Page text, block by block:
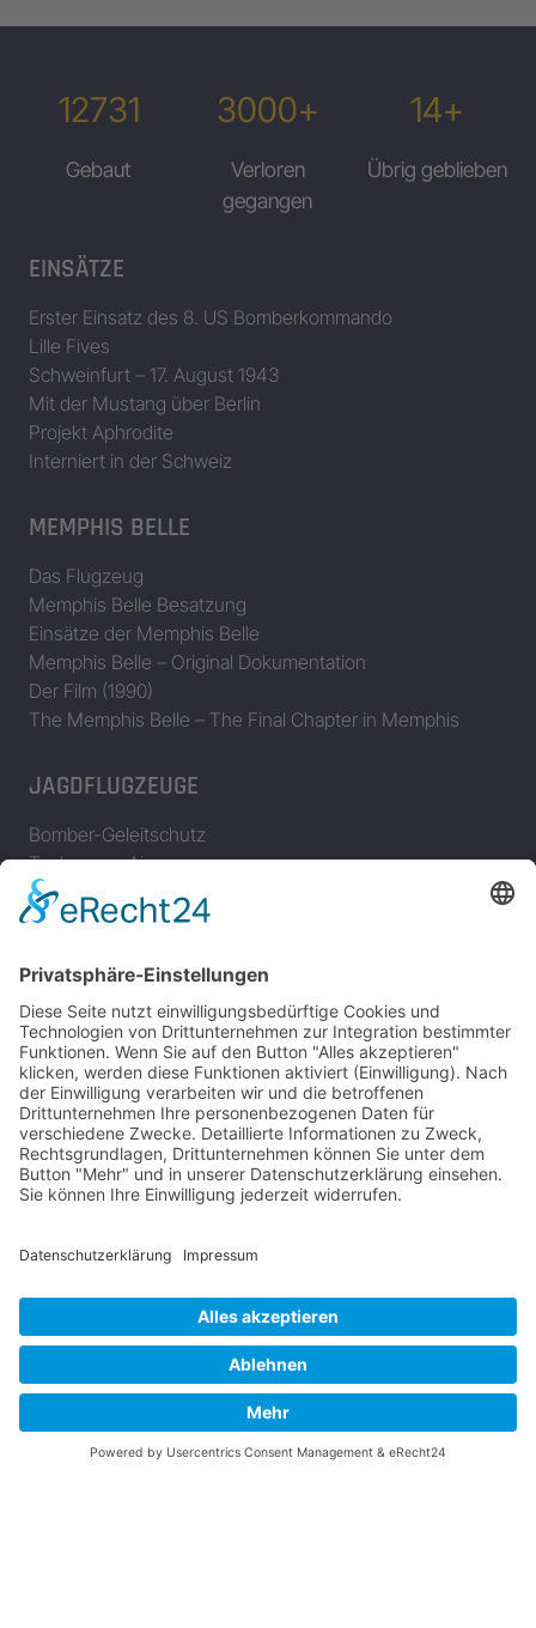
12731
Gebaut
3000+
Verloren
gegangen
14+
Übrig geblieben
EINSÄTZE
Erster Einsatz des 8. US Bomberkommando
Lille Fives
Schweinfurt – 17. August 1943
Mit der Mustang über Berlin
Projekt Aphrodite
Interniert in der Schweiz
MEMPHIS BELLE
Das Flugzeug
Memphis Belle Besatzung
Einsätze der Memphis Belle
Memphis Belle – Original Dokumentation
Der Film (1990)
The Memphis Belle – The Final Chapter in Memphis
JAGDFLUGZEUGE
Bomber-Geleitschutz
Tuskeegee Airmen
Focke Wulf FW 190
Messerschmitt Bf 109
Messerschmitt Me 262
P-38 Lightning
P-47 Thunderbolt
P-51 Mustang
INFO
Über diese B-17 Webseite
Kontakt
Datenschutzerklärung
B-17 Fan Store
Gefällt Ihnen diese Website über die B-17 Flying